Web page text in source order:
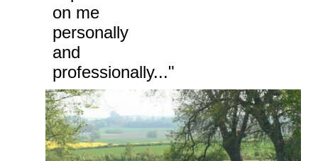
on me
personally
and
professionally..."